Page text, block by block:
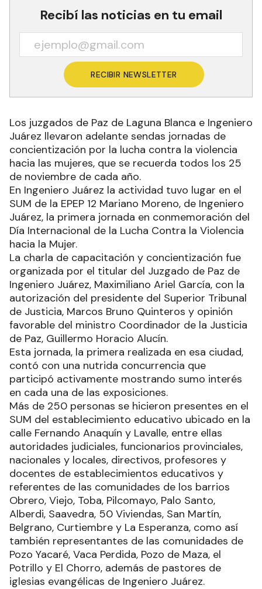
Recibí las noticias en tu email
RECIBIR NEWSLETTER
Los juzgados de Paz de Laguna Blanca e Ingeniero
Juárez llevaron adelante sendas jornadas de
concientización por la lucha contra la violencia
hacia las mujeres, que se recuerda todos los 25
de noviembre de cada año.
En Ingeniero Juárez la actividad tuvo lugar en el
SUM de la EPEP 12 Mariano Moreno, de Ingeniero
Juárez, la primera jornada en conmemoración del
Día Internacional de la Lucha Contra la Violencia
hacia la Mujer.
La charla de capacitación y concientización fue
organizada por el titular del Juzgado de Paz de
Ingeniero Juárez, Maximiliano Ariel García, con la
autorización del presidente del Superior Tribunal
de Justicia, Marcos Bruno Quinteros y opinión
favorable del ministro Coordinador de la Justicia
de Paz, Guillermo Horacio Alucín.
Esta jornada, la primera realizada en esa ciudad,
contó con una nutrida concurrencia que
participó activamente mostrando sumo interés
en cada una de las exposiciones.
Más de 250 personas se hicieron presentes en el
SUM del establecimiento educativo ubicado en la
calle Fernando Anaquín y Lavalle, entre ellas
autoridades judiciales, funcionarios provinciales,
nacionales y locales, directivos, profesores y
docentes de establecimientos educativos y
referentes de las comunidades de los barrios
Obrero, Viejo, Toba, Pilcomayo, Palo Santo,
Alberdi, Saavedra, 50 Viviendas, San Martín,
Belgrano, Curtiembre y La Esperanza, como así
también representantes de las comunidades de
Pozo Yacaré, Vaca Perdida, Pozo de Maza, el
Potrillo y El Chorro, además de pastores de
iglesias evangélicas de Ingeniero Juárez.